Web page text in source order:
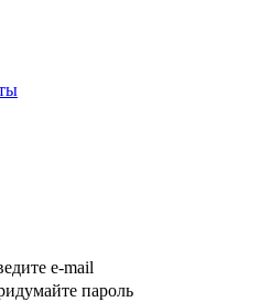
e-mail
пароль